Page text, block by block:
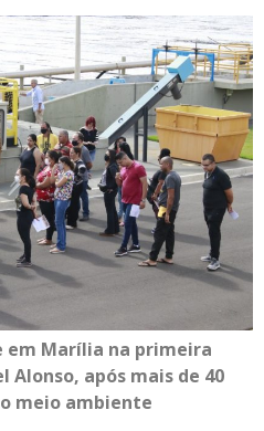
em Marília na primeira
após mais de 40
meio ambiente